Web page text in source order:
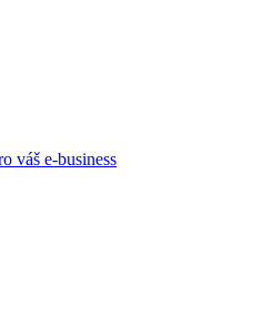
váš e-business